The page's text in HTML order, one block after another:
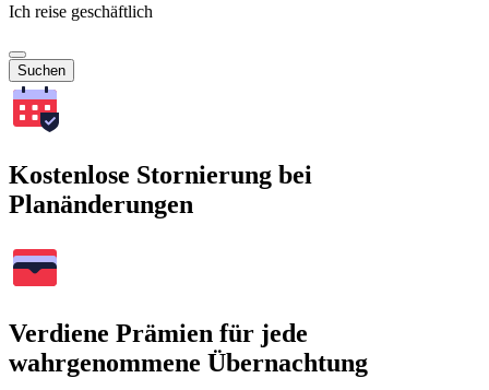
Ich reise geschäftlich
Suchen
Kostenlose Stornierung bei
Planänderungen
Verdiene Prämien für jede
wahrgenommene Übernachtung